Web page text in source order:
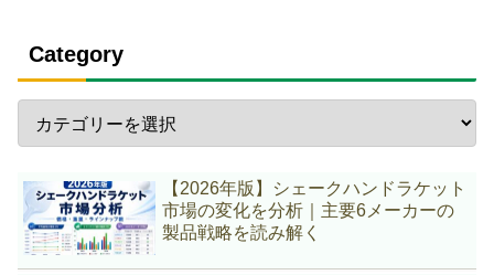
Category
【2026年版】シェークハンドラケット
市場の変化を分析｜主要6メーカーの
製品戦略を読み解く